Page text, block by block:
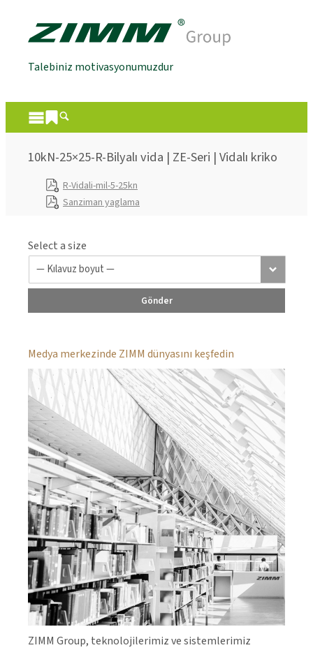
Talebiniz motivasyonumuzdur
10kN-25×25-R-Bilyalı vida | ZE-Seri | Vidalı kriko
R-Vidali-mil-5-25kn
Sanziman yaglama
Select a size
Gönder
Medya merkezinde ZIMM dünyasını keşfedin
ZIMM Group, teknolojilerimiz ve sistemlerimiz